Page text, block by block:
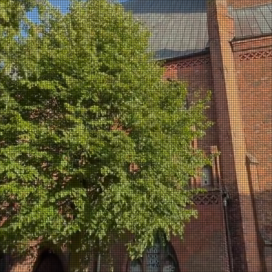
PARAFII ŚW. KATARZYNY
W GOLENIOWIE
KSIĘŻA CHRYSTUSOWCY
MISJONARKI CHRYSTUSA